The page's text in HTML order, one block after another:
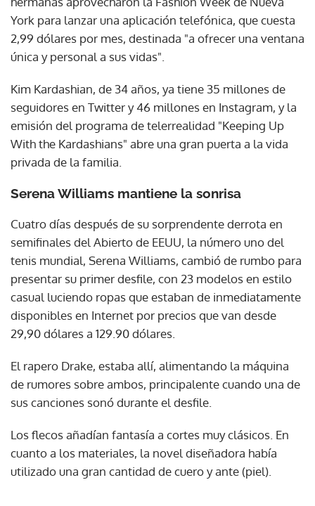
York para lanzar una aplicación telefónica, que cuesta
2,99 dólares por mes, destinada "a ofrecer una ventana
única y personal a sus vidas".
Kim Kardashian, de 34 años, ya tiene 35 millones de
seguidores en Twitter y 46 millones en Instagram, y la
emisión del programa de telerrealidad "Keeping Up
With the Kardashians" abre una gran puerta a la vida
privada de la familia.
Serena Williams mantiene la sonrisa
Cuatro días después de su sorprendente derrota en
semifinales del Abierto de EEUU, la número uno del
tenis mundial, Serena Williams, cambió de rumbo para
presentar su primer desfile, con 23 modelos en estilo
casual luciendo ropas que estaban de inmediatamente
disponibles en Internet por precios que van desde
29,90 dólares a 129.90 dólares.
El rapero Drake, estaba allí, alimentando la máquina
de rumores sobre ambos, principalente cuando una de
sus canciones sonó durante el desfile.
Los flecos añadían fantasía a cortes muy clásicos. En
cuanto a los materiales, la novel diseñadora había
utilizado una gran cantidad de cuero y ante (piel).